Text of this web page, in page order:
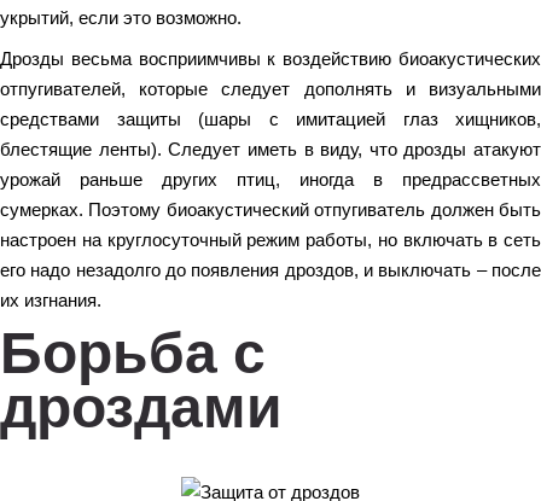
укрытий, если это возможно.
Дрозды весьма восприимчивы к воздействию биоакустических
отпугивателей, которые следует дополнять и визуальными
средствами защиты (шары с имитацией глаз хищников,
блестящие ленты). Следует иметь в виду, что дрозды атакуют
урожай раньше других птиц, иногда в предрассветных
сумерках. Поэтому биоакустический отпугиватель должен быть
настроен на круглосуточный режим работы, но включать в сеть
его надо незадолго до появления дроздов, и выключать – после
их изгнания.
Борьба с
дроздами